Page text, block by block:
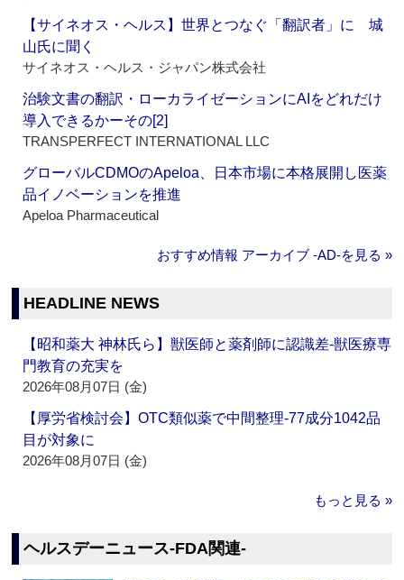
【サイネオス・ヘルス】世界とつなぐ「翻訳者」に 城
山氏に聞く
サイネオス・ヘルス・ジャパン株式会社
治験文書の翻訳・ローカライゼーションにAIをどれだけ
導入できるかーその[2]
TRANSPERFECT INTERNATIONAL LLC
グローバルCDMOのApeloa、日本市場に本格展開し医薬
品イノベーションを推進
Apeloa Pharmaceutical
おすすめ情報 アーカイブ ‐AD‐を見る »
HEADLINE NEWS
【昭和薬大 神林氏ら】獣医師と薬剤師に認識差‐獣医療専
門教育の充実を
2026年08月07日 (金)
【厚労省検討会】OTC類似薬で中間整理‐77成分1042品
目が対象に
2026年08月07日 (金)
もっと見る »
ヘルスデーニュース‐FDA関連‐